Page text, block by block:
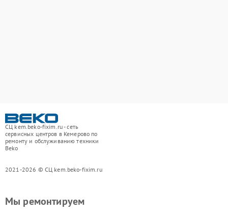
СЦ kem.beko-fixim.ru - сеть
сервисных центров в Кемерово по
ремонту и обслуживанию техники
Beko
2021-2026 © СЦ kem.beko-fixim.ru
Мы ремонтируем